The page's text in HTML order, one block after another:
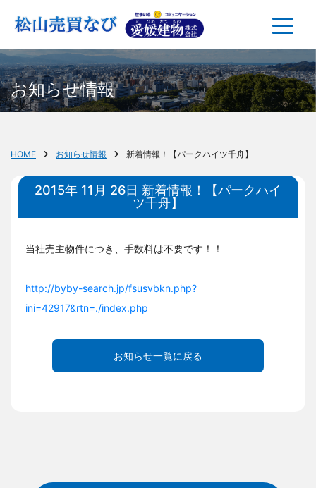
お知らせ情報
HOME お知らせ情報 新着情報！【パークハイツ千舟】
2015年 11月 26日 新着情報！【パークハイ
ツ千舟】
当社売主物件につき、手数料は不要です！！
http://byby-search.jp/fsusvbkn.php?
ini=42917&rtn=./index.php
お知らせ一覧に戻る